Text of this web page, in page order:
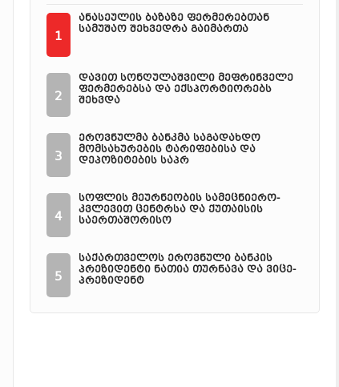
1
ანასეულის ბაზაზე ფერმერებთან
სამუშაო შეხვედრა გაიმართა
2
დავით სონღულაშვილი მეფრინველე
ფერმერებსა და ექსპორტიორებს
შეხვდა
3
ეროვნულმა ბანკმა საგადახდო
მომსახურების ტარიფებისა და
დეპოზიტების საპრ
4
სოფლის მეურნეობის სამეცნიერო-
კვლევით ცენტრსა და ქუთაისის
საერთაშორისო
5
საქართველოს ეროვნული ბანკის
პრეზიდენტი ნათია თურნავა და ვიცე-
პრეზიდენტ